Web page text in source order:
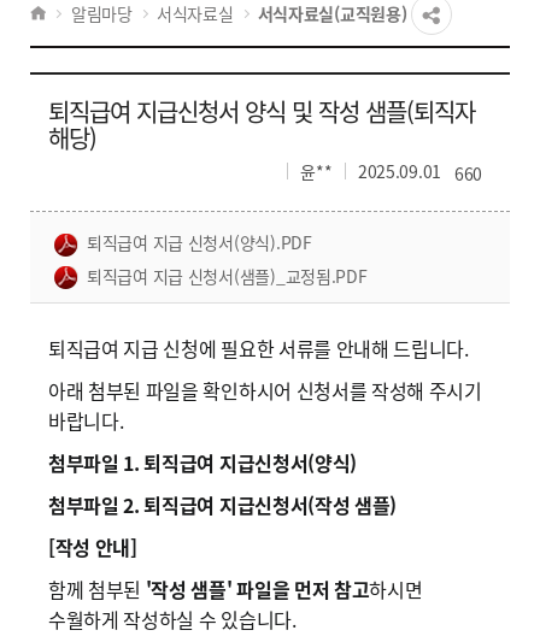
알림마당 서식자료실 서식자료실(교직원용)
퇴직급여 지급신청서 양식 및 작성 샘플(퇴직자
해당)
윤** 2025.09.01 660
퇴직급여 지급 신청서(양식).PDF
퇴직급여 지급 신청서(샘플)_교정됨.PDF
퇴직급여 지급 신청에 필요한 서류를 안내해 드립니다.
아래 첨부된 파일을 확인하시어 신청서를 작성해 주시기
바랍니다.
첨부파일 1. 퇴직급여 지급신청서(양식)
첨부파일 2. 퇴직급여 지급신청서(작성 샘플)
[작성 안내]
함께 첨부된 '작성 샘플' 파일을 먼저 참고하시면
수월하게 작성하실 수 있습니다.